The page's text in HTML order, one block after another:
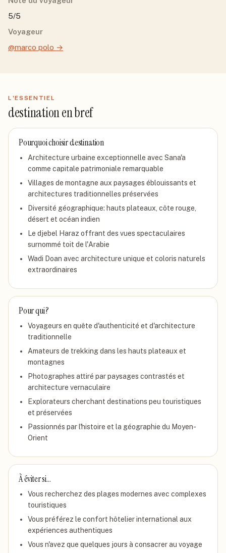
5/5
Voyageur
@marco polo →
L'ESSENTIEL
destinationen bref
Pourquoi choisirdestination
Architecture urbaine exceptionnelle avec Sana'a
comme capitale patrimoniale remarquable
Villages de montagne aux paysages éblouissants et
architectures traditionnelles préservées
Diversité géographique: hauts plateaux, côte rouge,
désert et océan indien
Le djebel Haraz offrant des vues spectaculaires
surnommé toit de l'Arabie
Wadi Doan avec architecture unique et coloris naturels
extraordinaires
Pour qui ?
Voyageurs en quête d'authenticité et d'architecture
traditionnelle
Amateurs de trekking dans les hauts plateaux et
montagnes
Photographes attiré par paysages contrastés et
architecture vernaculaire
Explorateurs cherchant destinations peu touristiques
et préservées
Passionnés par l'histoire et la géographie du Moyen-
Orient
À éviter si…
Vous recherchez des plages modernes avec complexes
touristiques
Vous préférez le confort hôtelier international aux
expériences authentiques
Vous n'avez que quelques jours à consacrer au voyage